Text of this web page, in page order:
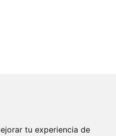
tu experiencia de